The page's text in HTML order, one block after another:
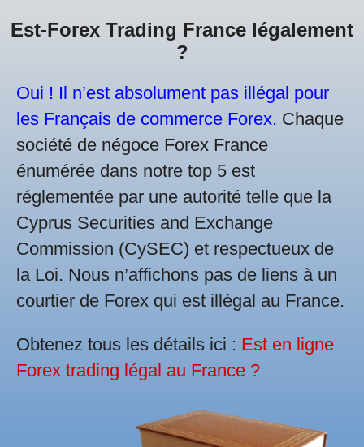
Est-Forex Trading France légalement
?
Oui ! Il n’est absolument pas illégal pour
les Français de commerce Forex. Chaque
société de négoce Forex France
énumérée dans notre top 5 est
réglementée par une autorité telle que la
Cyprus Securities and Exchange
Commission (CySEC) et respectueux de
la Loi. Nous n’affichons pas de liens à un
courtier de Forex qui est illégal au France.
Obtenez tous les détails ici : Est en ligne
Forex trading légal au France ?